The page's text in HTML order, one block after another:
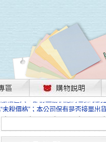
幅甚大，部份上游供應商已採取
稅價格”；本公司保有是否接單出
下單前請先跟客服人員確認最新
未稅價格”；本公司保有是否接單出
缺，遂待客服人員跟您確認訂單